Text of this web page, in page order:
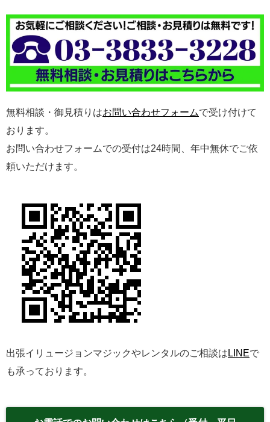
無料相談・御見積りはお問い合わせフォームで受け付けて
おります。
お問い合わせフォームでの受付は24時間、年中無休でご依
頼いただけます。
出張イリュージョンマジックやレンタルのご相談は LINEで
も承っております。